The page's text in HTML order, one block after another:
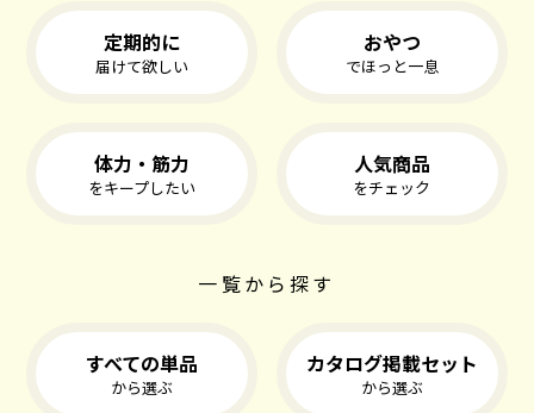
定期的に
届けて欲しい
おやつ
でほっと一息
体力・筋力
をキープしたい
人気商品
をチェック
一覧から探す
すべての単品
から選ぶ
カタログ掲載セット
から選ぶ